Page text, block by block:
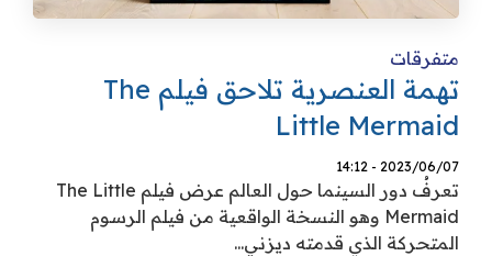
متفرقات
تهمة العنصرية تلاحق فيلم The
Little Mermaid
2023/06/07 - 14:12
تعرفُ دور السينما حول العالم عرض فيلم The Little
Mermaid وهو النسخة الواقعية من فيلم الرسوم
المتحركة الذي قدمته ديزني...